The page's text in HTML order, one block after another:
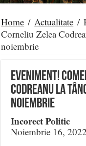
Home / Actualitate /
Corneliu Zelea
noiembrie
EVENIMENT!
Codreanu la
noiembrie
Incorect Politic
Noiembrie 16, 2022